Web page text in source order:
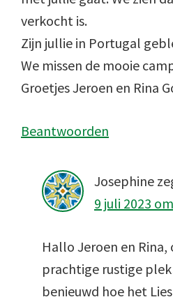
verkocht is.
Zijn jullie in Portugal
We missen de mooie
Groetjes Jeroen en Rina
Beantwoorden
Josephine
9 juli 2023
Hallo Jeroen en Rina,
prachtige rustige
benieuwd hoe het